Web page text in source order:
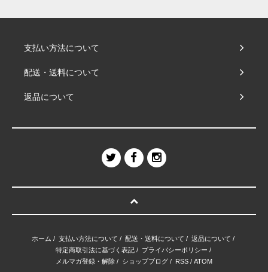
支払い方法について
配送・送料について
返品について
ホーム / 支払い方法について / 配送・送料について / 返品について /
特定商取引法に基づく表記/ プライバシーポリシー /
メルマガ登録・解除 / ショップブログ / RSS / ATOM